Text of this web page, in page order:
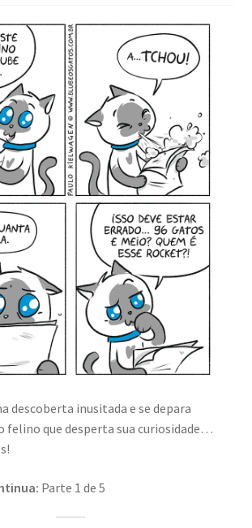
descoberta inusitada e se depara
felino que desperta sua curiosidade…
Parte 1 de 5